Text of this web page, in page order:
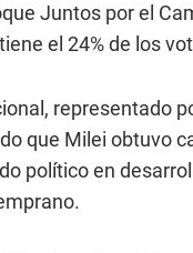
Juntos por el
el 24% de los
representado
que Milei obtuvo
político en